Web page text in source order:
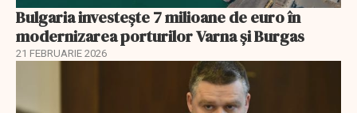
Bulgaria investește 7 milioane de euro în
modernizarea porturilor Varna și Burgas
21 FEBRUARIE 2026